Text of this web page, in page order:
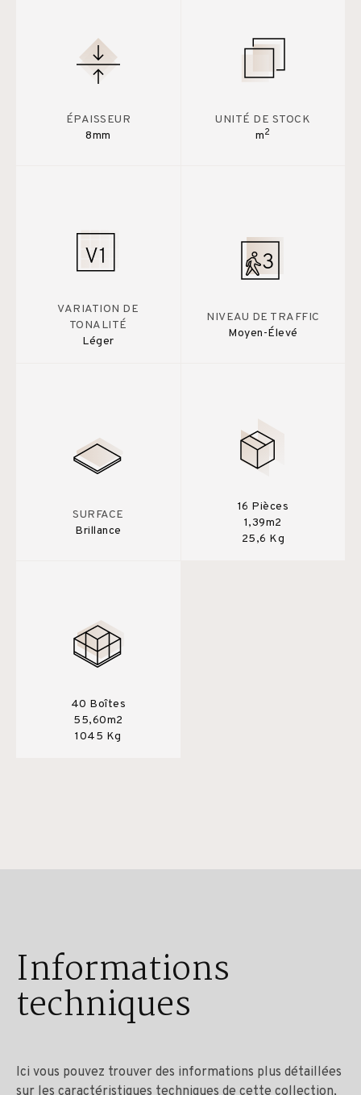
ÉPAISSEUR
8mm
UNITÉ DE STOCK
m2
VARIATION DE
TONALITÉ
Léger
NIVEAU DE TRAFFIC
Moyen-Élevé
SURFACE
Brillance
16 Pièces
1,39m2
25,6 Kg
40 Boîtes
55,60m2
1045 Kg
Informations
techniques
Ici vous pouvez trouver des informations plus détaillées
sur les caractéristiques techniques de cette collection,